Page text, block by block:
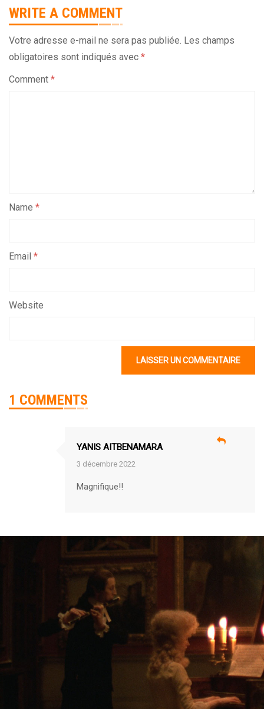
WRITE A COMMENT
Votre adresse e-mail ne sera pas publiée. Les champs
obligatoires sont indiqués avec *
Comment *
Name *
Email *
Website
1 COMMENTS
YANIS AITBENAMARA
3 décembre 2022
Magnifique!!